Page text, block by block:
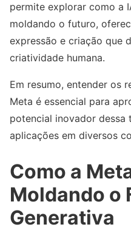
permite explorar como a
moldando o futuro,
expressão e criação que
criatividade humana.
Em resumo, entender os
Meta é essencial para
potencial inovador dessa
aplicações em diversos
Como a
Moldando o
Generativa